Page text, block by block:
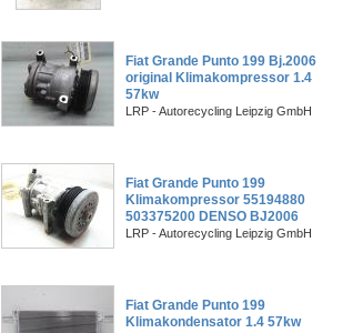
Fiat Grande Punto 199 Bj.2006
original Klimakompressor 1.4
57kw
LRP - Autorecycling Leipzig GmbH
Fiat Grande Punto 199
Klimakompressor 55194880
503375200 DENSO BJ2006
LRP - Autorecycling Leipzig GmbH
Fiat Grande Punto 199
Klimakondensator 1.4 57kw